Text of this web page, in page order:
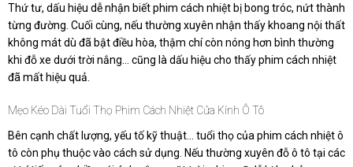
Thứ tư, dấu hiệu dễ nhận biết phim cách nhiệt bị bong tróc, nứt thành
từng đường. Cuối cùng, nếu thường xuyên nhận thấy khoang nội thất
không mát dù đã bật điều hòa, thậm chí còn nóng hơn bình thường
khi đỗ xe dưới trời nắng… cũng là dấu hiệu cho thấy phim cách nhiệt
đã mất hiệu quả.
Mẹo Kéo Dài Tuổi Thọ Phim Cách Nhiệt Cửa Kính Ô Tô
Bên cạnh chất lượng, yếu tố kỹ thuật… tuổi thọ của phim cách nhiệt ô
tô còn phụ thuộc vào cách sử dụng. Nếu thường xuyên đỗ ô tô tại các